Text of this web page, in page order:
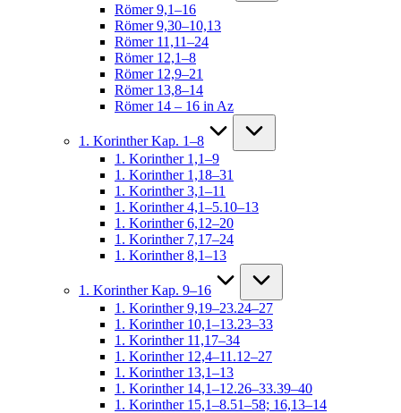
Römer 9,1–16
Römer 9,30–10,13
Römer 11,11–24
Römer 12,1–8
Römer 12,9–21
Römer 13,8–14
Römer 14 – 16 in Az
1. Korinther Kap. 1–8
1. Korinther 1,1–9
1. Korinther 1,18–31
1. Korinther 3,1–11
1. Korinther 4,1–5.10–13
1. Korinther 6,12–20
1. Korinther 7,17–24
1. Korinther 8,1–13
1. Korinther Kap. 9–16
1. Korinther 9,19–23.24–27
1. Korinther 10,1–13.23–33
1. Korinther 11,17–34
1. Korinther 12,4–11.12–27
1. Korinther 13,1–13
1. Korinther 14,1–12.26–33.39–40
1. Korinther 15,1–8.51–58; 16,13–14